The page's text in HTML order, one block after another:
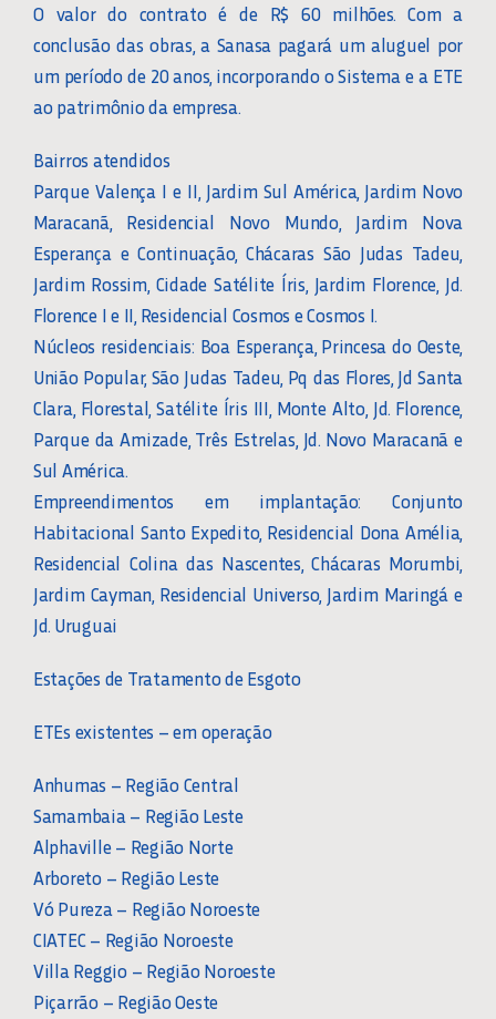
O valor do contrato é de R$ 60 milhões. Com a
conclusão das obras, a Sanasa pagará um aluguel por
um período de 20 anos, incorporando o Sistema e a ETE
ao patrimônio da empresa.
Bairros atendidos
Parque Valença I e II, Jardim Sul América, Jardim Novo
Maracanã, Residencial Novo Mundo, Jardim Nova
Esperança e Continuação, Chácaras São Judas Tadeu,
Jardim Rossim, Cidade Satélite Íris, Jardim Florence, Jd.
Florence I e II, Residencial Cosmos e Cosmos I.
Núcleos residenciais: Boa Esperança, Princesa do Oeste,
União Popular, São Judas Tadeu, Pq das Flores, Jd Santa
Clara, Florestal, Satélite Íris III, Monte Alto, Jd. Florence,
Parque da Amizade, Três Estrelas, Jd. Novo Maracanã e
Sul América.
Empreendimentos em implantação: Conjunto
Habitacional Santo Expedito, Residencial Dona Amélia,
Residencial Colina das Nascentes, Chácaras Morumbi,
Jardim Cayman, Residencial Universo, Jardim Maringá e
Jd. Uruguai
Estações de Tratamento de Esgoto
ETEs existentes – em operação
Anhumas – Região Central
Samambaia – Região Leste
Alphaville – Região Norte
Arboreto – Região Leste
Vó Pureza – Região Noroeste
CIATEC – Região Noroeste
Villa Reggio – Região Noroeste
Piçarrão – Região Oeste